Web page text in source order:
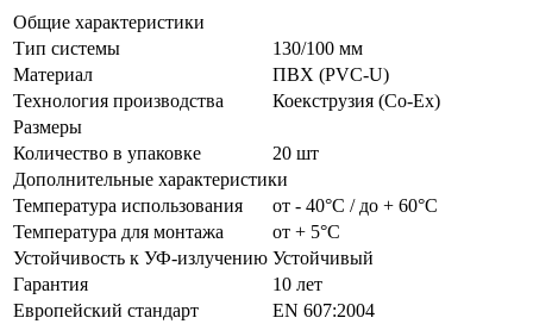
Общие характеристики
Тип системы
130/100 мм
Материал
ПВХ (PVC-U)
Технология производства
Коекструзия (Co-Ex)
Размеры
Количество в упаковке
20 шт
Дополнительные характеристики
Температура использования
от - 40°С / до + 60°С
Температура для монтажа
от + 5°С
Устойчивость к УФ-излучению Устойчивый
Гарантия
10 лет
Европейский стандарт
EN 607:2004